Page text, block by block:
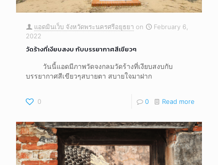
แอดมินเว็บ จังหวัดพระนครศรีอยุธยา on
February 6,
2022
วัดร้างที่เงียบสงบ กับบรรยากาศสีเขียวๆ
วันนี้แอดมีภาพวัดจงกลมวัดร้างที่เงียบสงบกับ
บรรยากาศสีเขียวๆสบายตา สบายใจมาฝาก
0 0 Read more